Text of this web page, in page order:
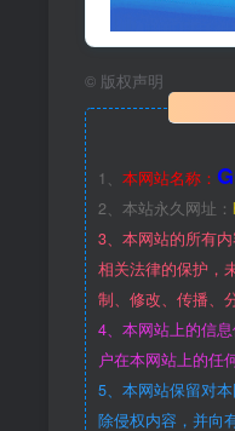
© 版权声明
1、 本网站名称：
2、本站永久网址：
3、本网站的所有
相关法律的保护，
制、修改、传播、
4、本网站上的信
户在本网站上的任
5、本网站保留对
除侵权内容，并向